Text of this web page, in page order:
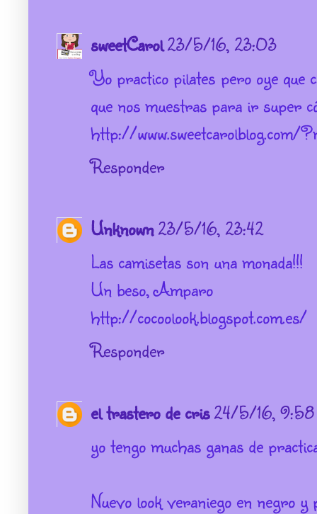
sweetCarol23/5/16, 23:03
Yo practico pilates pero oye que
que nos muestras para ir super
http://www.sweetcarolblog.com/
Responder
Unknown23/5/16, 23:42
Las camisetas son una monada!!!
Un beso, Amparo
http://cocoolook.blogspot.com.es/
Responder
el trastero de cris24/5/16, 9:58
yo tengo muchas ganas de
Nuevo look veraniego en negro y